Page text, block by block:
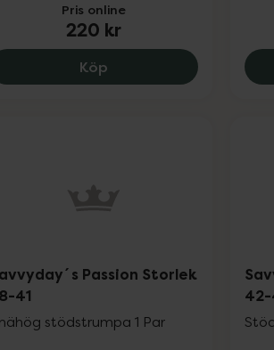
Pris online
220 kr
Köp Savvyday´s Dream
Passion Storlek
41
stödstrumpa 1 Par
42-